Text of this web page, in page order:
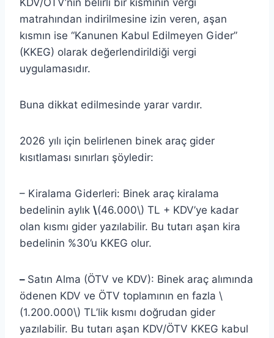
matrahından indirilmesine izin veren, aşan
kısmın ise “Kanunen Kabul Edilmeyen Gider”
(KKEG) olarak değerlendirildiği vergi
uygulamasıdır.
Buna dikkat edilmesinde yarar vardır.
2026 yılı için belirlenen binek araç gider
kısıtlaması sınırları şöyledir:
– Kiralama Giderleri: Binek araç kiralama
bedelinin aylık \(46.000\) TL + KDV’ye kadar
olan kısmı gider yazılabilir. Bu tutarı aşan kira
bedelinin %30’u KKEG olur.
– Satın Alma (ÖTV ve KDV): Binek araç alımında
ödenen KDV ve ÖTV toplamının en fazla \
(1.200.000\) TL’lik kısmı doğrudan gider
yazılabilir. Bu tutarı aşan KDV/ÖTV KKEG kabul